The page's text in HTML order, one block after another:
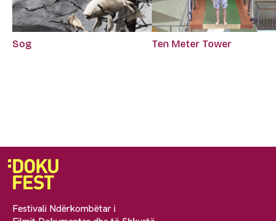
Sog
Ten Meter Tower
Festivali Ndërkombëtar i